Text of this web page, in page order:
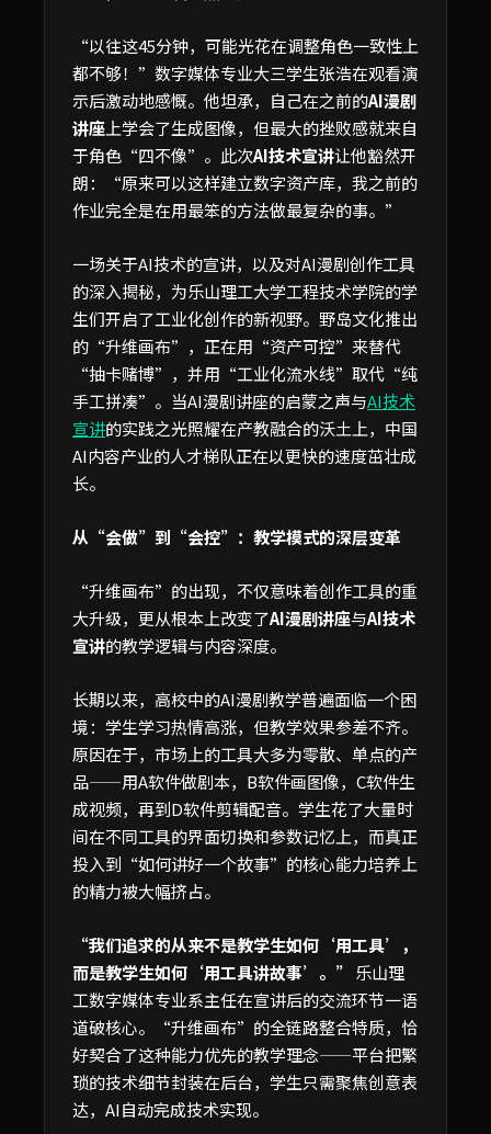
“以往这45分钟，可能光花在调整角色一致性上
都不够！”数字媒体专业大三学生张浩在观看演
示后激动地感慨。他坦承，自己在之前的AI漫剧
讲座 上学会了生成图像，但最大的挫败感就来自
于角色“四不像”。此次AI技术宣讲让他豁然开
朗：“原来可以这样建立数字资产库，我之前的
作业完全是在用最笨的方法做最复杂的事。”
一场关于AI技术的宣讲，以及对AI漫剧创作工具
的深入揭秘，为乐山理工大学工程技术学院的学
生们开启了工业化创作的新视野。野岛文化推出
的“升维画布”，正在用“资产可控”来替代
“抽卡赌博”，并用“工业化流水线”取代“纯
手工拼凑”。当AI漫剧讲座的启蒙之声与AI技术
宣讲的实践之光照耀在产教融合的沃土上，中国
AI内容产业的人才梯队正在以更快的速度茁壮成
长。
从“会做”到“会控”：教学模式的深层变革
“升维画布”的出现，不仅意味着创作工具的重
大升级，更从根本上改变了AI漫剧讲座与AI技术
宣讲的教学逻辑与内容深度。
长期以来，高校中的AI漫剧教学普遍面临一个困
境：学生学习热情高涨，但教学效果参差不齐。
原因在于，市场上的工具大多为零散、单点的产
品——用A软件做剧本，B软件画图像，C软件生
成视频，再到D软件剪辑配音。学生花了大量时
间在不同工具的界面切换和参数记忆上，而真正
投入到“如何讲好一个故事”的核心能力培养上
的精力被大幅挤占。
“我们追求的从来不是教学生如何‘用工具’，
而是教学生如何‘用工具讲故事’。” 乐山理
工数字媒体专业系主任在宣讲后的交流环节一语
道破核心。“升维画布”的全链路整合特质，恰
好契合了这种能力优先的教学理念——平台把繁
琐的技术细节封装在后台，学生只需聚焦创意表
达，AI自动完成技术实现。